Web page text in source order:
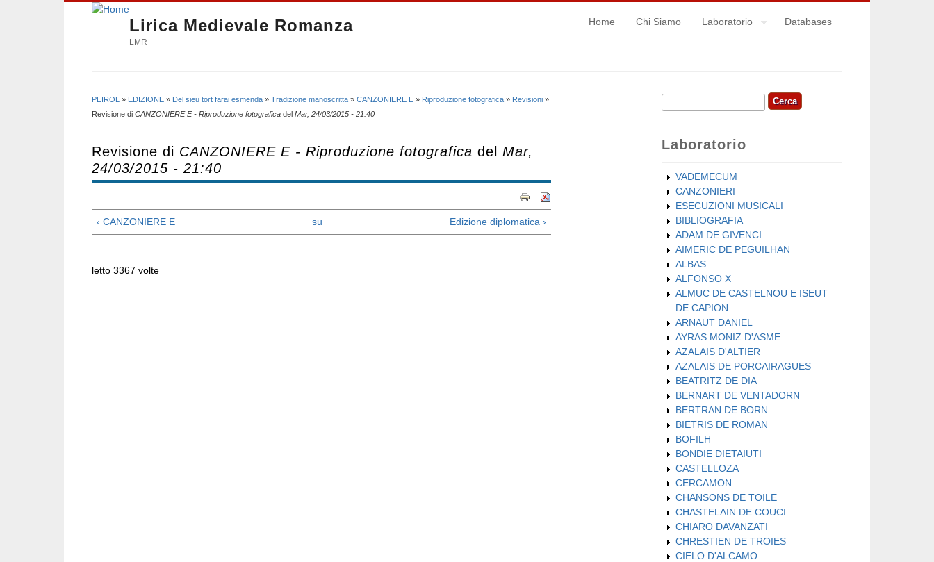
Lirica Medievale Romanza
LMR
Home Chi Siamo Laboratorio Databases
Tu sei qui
PEIROL » EDIZIONE » Del sieu tort farai esmenda » Tradizione manoscritta » CANZONIERE E » Riproduzione fotografica » Revisioni »
Revisione di CANZONIERE E - Riproduzione fotografica del Mar, 24/03/2015 - 21:40
Revisione di CANZONIERE E - Riproduzione fotografica del Mar,
24/03/2015 - 21:40
‹ CANZONIERE E su Edizione diplomatica ›
letto 3367 volte
Form di ricerca
Cerca
Laboratorio
VADEMECUM
CANZONIERI
ESECUZIONI MUSICALI
BIBLIOGRAFIA
ADAM DE GIVENCI
AIMERIC DE PEGUILHAN
ALBAS
ALFONSO X
ALMUC DE CASTELNOU E ISEUT
DE CAPION
ARNAUT DANIEL
AYRAS MONIZ D'ASME
AZALAIS D'ALTIER
AZALAIS DE PORCAIRAGUES
BEATRITZ DE DIA
BERNART DE VENTADORN
BERTRAN DE BORN
BIETRIS DE ROMAN
BOFILH
BONDIE DIETAIUTI
CASTELLOZA
CERCAMON
CHANSONS DE TOILE
CHASTELAIN DE COUCI
CHIARO DAVANZATI
CHRESTIEN DE TROIES
CIELO D'ALCAMO